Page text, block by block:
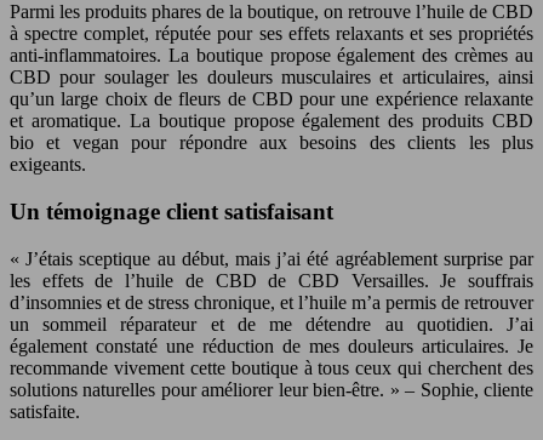
Parmi les produits phares de la boutique, on retrouve l’huile de CBD
à spectre complet, réputée pour ses effets relaxants et ses propriétés
anti-inflammatoires. La boutique propose également des crèmes au
CBD pour soulager les douleurs musculaires et articulaires, ainsi
qu’un large choix de fleurs de CBD pour une expérience relaxante
et aromatique. La boutique propose également des produits CBD
bio et vegan pour répondre aux besoins des clients les plus
exigeants.
Un témoignage client satisfaisant
« J’étais sceptique au début, mais j’ai été agréablement surprise par
les effets de l’huile de CBD de CBD Versailles. Je souffrais
d’insomnies et de stress chronique, et l’huile m’a permis de retrouver
un sommeil réparateur et de me détendre au quotidien. J’ai
également constaté une réduction de mes douleurs articulaires. Je
recommande vivement cette boutique à tous ceux qui cherchent des
solutions naturelles pour améliorer leur bien-être. » – Sophie, cliente
satisfaite.